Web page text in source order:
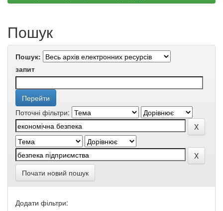
Пошук
Пошук:
запит
Поточні фільтри:
Почати новий пошук
Додати фільтри: